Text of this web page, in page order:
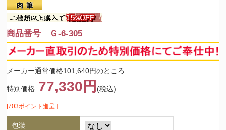
商品番号 Ｇ-6-305
メーカー通常価格101,640円のところ
特別価格 77,330円 (税込)
[703ポイント進呈 ]
包装